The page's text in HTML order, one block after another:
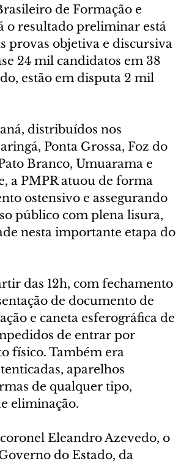
de Formação e
o resultado preliminar está
provas objetiva e discursiva
24 mil candidatos em 38
estão em disputa 2 mil
distribuídos nos
Ponta Grossa, Foz do
Branco, Umuarama e
a PMPR atuou de forma
ostensivo e assegurando
público com plena lisura,
nesta importante etapa do
das 12h, com fechamento
de documento de
e caneta esferográfica de
de entrar por
físico. Também era
aparelhos
de qualquer tipo,
eliminação.
Eleandro Azevedo, o
do Estado, da